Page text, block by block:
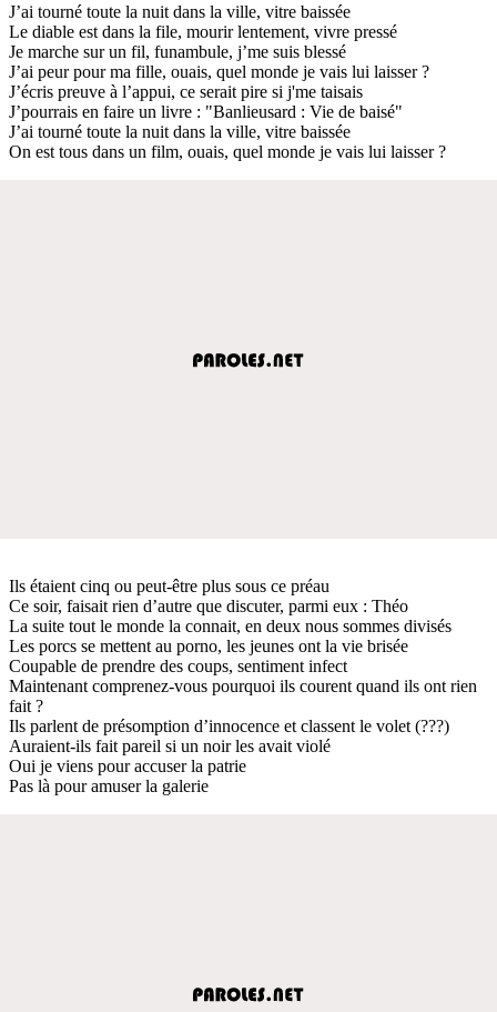
J’ai tourné toute la nuit dans la ville, vitre baissée
Le diable est dans la file, mourir lentement, vivre pressé
Je marche sur un fil, funambule, j’me suis blessé
J’ai peur pour ma fille, ouais, quel monde je vais lui laisser ?
J’écris preuve à l’appui, ce serait pire si j'me taisais
J’pourrais en faire un livre : "Banlieusard : Vie de baisé"
J’ai tourné toute la nuit dans la ville, vitre baissée
On est tous dans un film, ouais, quel monde je vais lui laisser ?
Ils étaient cinq ou peut-être plus sous ce préau
Ce soir, faisait rien d’autre que discuter, parmi eux : Théo
La suite tout le monde la connait, en deux nous sommes divisés
Les porcs se mettent au porno, les jeunes ont la vie brisée
Coupable de prendre des coups, sentiment infect
Maintenant comprenez-vous pourquoi ils courent quand ils ont rien
fait ?
Ils parlent de présomption d’innocence et classent le volet (???)
Auraient-ils fait pareil si un noir les avait violé
Oui je viens pour accuser la patrie
Pas là pour amuser la galerie